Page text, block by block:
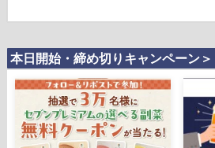
本日開始・締め切りキャンペーン＞